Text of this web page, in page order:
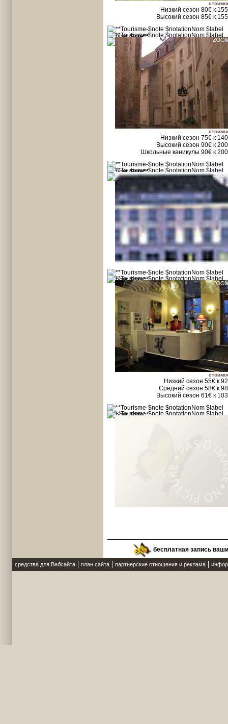
Низкий сезон 80€ к
Высокий сезон 85€ к
Низкий сезон 75€ к
Высокий сезон 90€ к
Школьные каникулы 90€ к
Низкий сезон 55€ к
Средний сезон 58€ к
Высокий сезон 61€ к
бесплатная запись
средства для Вебсайта план сайта партнерские отношения и реклама